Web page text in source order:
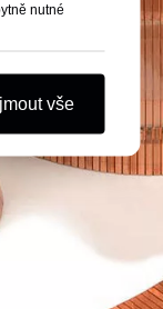
nutné
vše